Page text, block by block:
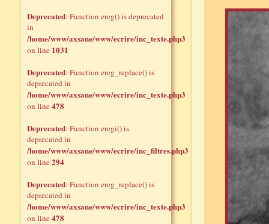
Deprecated: Function ereg() is deprecated
in
/home/www/axsane/www/ecrire/inc_texte.php3
on line 1031
Deprecated: Function ereg_replace() is
deprecated in
/home/www/axsane/www/ecrire/inc_texte.php3
on line478
Deprecated: Function eregi() is
deprecated in
/home/www/axsane/www/ecrire/inc_filtres.php3
on line294
Deprecated: Function ereg_replace() is
deprecated in
/home/www/axsane/www/ecrire/inc_texte.php3
on line478